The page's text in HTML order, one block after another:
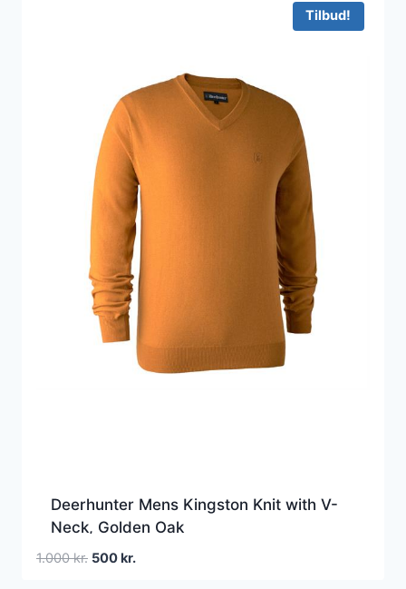
Tilbud!
Deerhunter Mens Kingston Knit with V-
Neck, Golden Oak
1.000kr. Den
500kr.Den